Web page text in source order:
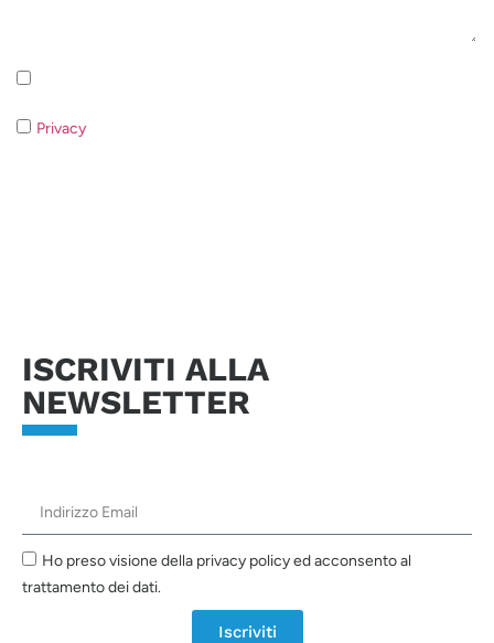
Privacy
ISCRIVITI ALLA
NEWSLETTER
Ho preso visione della privacy policy ed acconsento al
trattamento dei dati.
Iscriviti